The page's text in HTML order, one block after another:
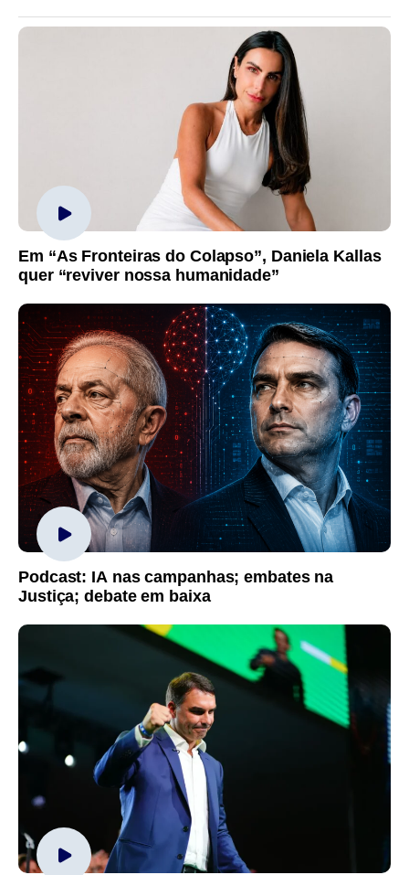
Em “As Fronteiras do Colapso”, Daniela Kallas
quer “reviver nossa humanidade”
Podcast: IA nas campanhas; embates na
Justiça; debate em baixa